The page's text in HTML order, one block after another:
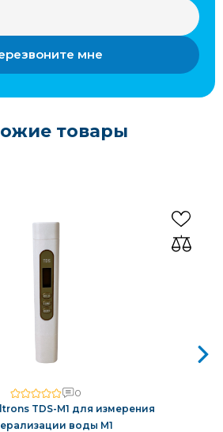
мне
товары
0
TDS-M1 для измерения
воды M1